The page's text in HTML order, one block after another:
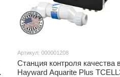
Артикул: 000001208
Станция контроля качества
Hayward Aquarite Plus